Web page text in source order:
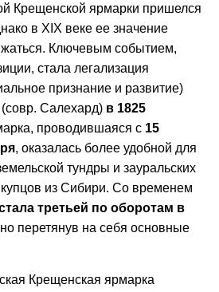
Крещенской ярмарки пришелся
в XIX веке ее значение
Ключевым событием,
стала легализация
признание и развитие)
Салехард) в 1825
проводившаяся с 15
, оказалась более удобной для
тундры и зауральских
из Сибири. Со временем
третьей по оборотам в
перетянув на себя основные
Крещенская ярмарка